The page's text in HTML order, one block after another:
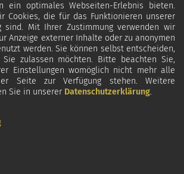
ein optimales Webseiten-Erlebnis bieten.
Cookies, die für das Funktionieren unserer
sind. Mit Ihrer Zustimmung verwenden wir
Anzeige externer Inhalte oder zu anonymen
werden. Sie können selbst entscheiden,
Sie zulassen möchten. Bitte beachten Sie,
Einstellungen womöglich nicht mehr alle
Seite zur Verfügung stehen. Weitere
Sie in unserer Datenschutzerklärung.